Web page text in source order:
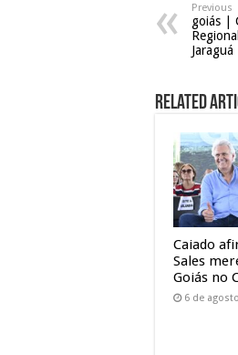
Previous
goiás |
Jaraguá
Related
Caiado
Sales
Goiás no
6 de